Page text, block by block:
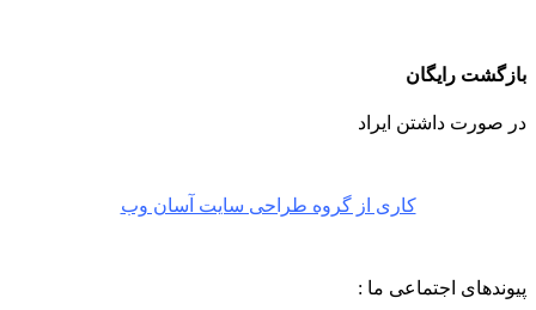
بازگشت رایگان
در صورت داشتن ایراد
کاری از گروه طراحی سایت آسان وب
پیوندهای اجتماعی ما :